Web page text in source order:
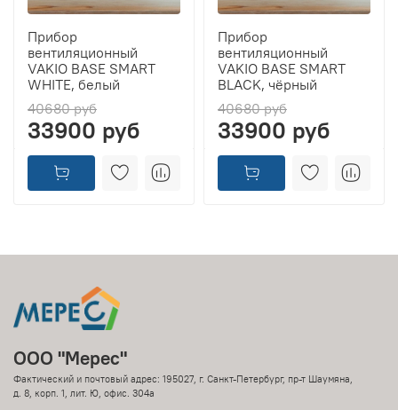
Прибор
вентиляционный
VAKIO BASE SMART
WHITE, белый
40680 руб
33900 руб
Прибор
вентиляционный
VAKIO BASE SMART
BLACK, чёрный
40680 руб
33900 руб
ООО "Мерес"
Фактический и почтовый адрес: 195027, г. Санкт-Петербург, пр-т Шаумяна,
д. 8, корп. 1, лит. Ю, офис. 304а